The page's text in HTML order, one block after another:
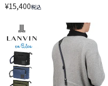
¥15,400税込